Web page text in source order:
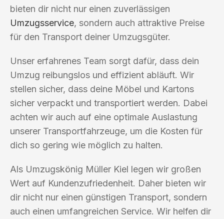
bieten dir nicht nur einen zuverlässigen
Umzugsservice, sondern auch attraktive Preise
für den Transport deiner Umzugsgüter.
Unser erfahrenes Team sorgt dafür, dass dein
Umzug reibungslos und effizient abläuft. Wir
stellen sicher, dass deine Möbel und Kartons
sicher verpackt und transportiert werden. Dabei
achten wir auch auf eine optimale Auslastung
unserer Transportfahrzeuge, um die Kosten für
dich so gering wie möglich zu halten.
Als Umzugskönig Müller Kiel legen wir großen
Wert auf Kundenzufriedenheit. Daher bieten wir
dir nicht nur einen günstigen Transport, sondern
auch einen umfangreichen Service. Wir helfen dir